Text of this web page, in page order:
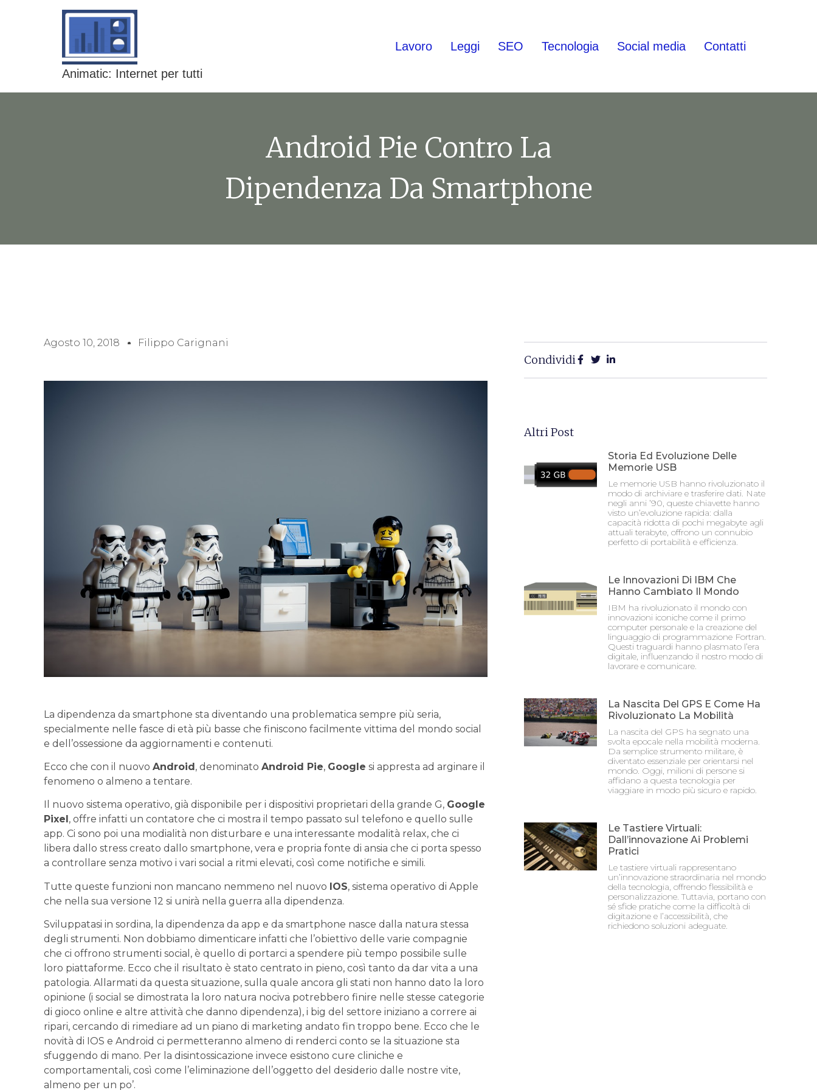
Animatic: Internet per tutti
Lavoro Leggi SEO Tecnologia Social media Contatti
Android Pie Contro La
Dipendenza Da Smartphone
Agosto 10, 2018 Filippo Carignani
La dipendenza da smartphone sta diventando una problematica sempre più seria,
specialmente nelle fasce di età più basse che finiscono facilmente vittima del mondo social
e dell’ossessione da aggiornamenti e contenuti.
Ecco che con il nuovo Android, denominato Android Pie, Google si appresta ad arginare il
fenomeno o almeno a tentare.
Il nuovo sistema operativo, già disponibile per i dispositivi proprietari della grande G, Google
Pixel , offre infatti un contatore che ci mostra il tempo passato sul telefono e quello sulle
app. Ci sono poi una modialità non disturbare e una interessante modalità relax, che ci
libera dallo stress creato dallo smartphone, vera e propria fonte di ansia che ci porta spesso
a controllare senza motivo i vari social a ritmi elevati, così come notifiche e simili.
Tutte queste funzioni non mancano nemmeno nel nuovo IOS, sistema operativo di Apple
che nella sua versione 12 si unirà nella guerra alla dipendenza.
Sviluppatasi in sordina, la dipendenza da app e da smartphone nasce dalla natura stessa
degli strumenti. Non dobbiamo dimenticare infatti che l’obiettivo delle varie compagnie
che ci offrono strumenti social, è quello di portarci a spendere più tempo possibile sulle
loro piattaforme. Ecco che il risultato è stato centrato in pieno, così tanto da dar vita a una
patologia. Allarmati da questa situazione, sulla quale ancora gli stati non hanno dato la loro
opinione (i social se dimostrata la loro natura nociva potrebbero finire nelle stesse categorie
di gioco online e altre attività che danno dipendenza), i big del settore iniziano a correre ai
ripari, cercando di rimediare ad un piano di marketing andato fin troppo bene. Ecco che le
novità di IOS e Android ci permetteranno almeno di renderci conto se la situazione sta
sfuggendo di mano. Per la disintossicazione invece esistono cure cliniche e
comportamentali, così come l’eliminazione dell’oggetto del desiderio dalle nostre vite,
almeno per un po’.
Condividi
Altri Post
Storia Ed Evoluzione Delle
Memorie USB
Le memorie USB hanno rivoluzionato il
modo di archiviare e trasferire dati. Nate
negli anni ’90, queste chiavette hanno
visto un’evoluzione rapida: dalla
capacità ridotta di pochi megabyte agli
attuali terabyte, offrono un connubio
perfetto di portabilità e efficienza.
Le Innovazioni Di IBM Che
Hanno Cambiato Il Mondo
IBM ha rivoluzionato il mondo con
innovazioni iconiche come il primo
computer personale e la creazione del
linguaggio di programmazione Fortran.
Questi traguardi hanno plasmato l’era
digitale, influenzando il nostro modo di
lavorare e comunicare.
La Nascita Del GPS E Come Ha
Rivoluzionato La Mobilità
La nascita del GPS ha segnato una
svolta epocale nella mobilità moderna.
Da semplice strumento militare, è
diventato essenziale per orientarsi nel
mondo. Oggi, milioni di persone si
affidano a questa tecnologia per
viaggiare in modo più sicuro e rapido.
Le Tastiere Virtuali:
Dall’innovazione Ai Problemi
Pratici
Le tastiere virtuali rappresentano
un’innovazione straordinaria nel mondo
della tecnologia, offrendo flessibilità e
personalizzazione. Tuttavia, portano con
sé sfide pratiche come la difficoltà di
digitazione e l’accessibilità, che
richiedono soluzioni adeguate.